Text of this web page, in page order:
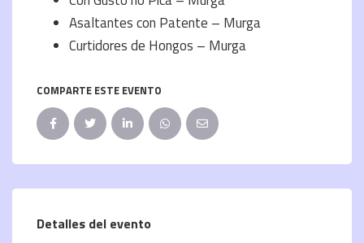
Asaltantes con Patente – Murga
Curtidores de Hongos – Murga
COMPARTE ESTE EVENTO
Detalles del evento